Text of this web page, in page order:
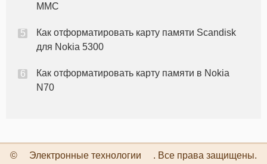
MMC
Как отформатировать карту памяти Scandisk
для Nokia 5300
Как отформатировать карту памяти в Nokia
N70
© Электронные технологии . Все права защищены.